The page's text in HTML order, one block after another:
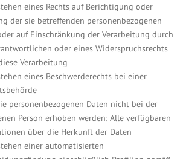
eines Rechts auf Berichtigung oder
der sie betreffenden personenbezogenen
auf Einschränkung der Verarbeitung durch
oder eines Widerspruchsrechts
Verarbeitung
eines Beschwerderechts bei einer
personenbezogenen Daten nicht bei der
Person erhoben werden: Alle verfügbaren
über die Herkunft der Daten
einer automatisierten